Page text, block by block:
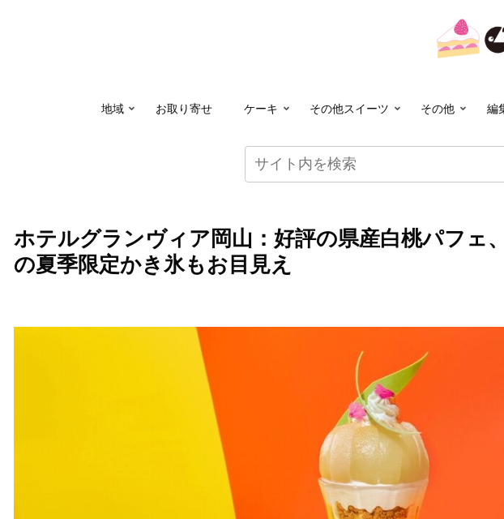
地域 お取り寄せ ケーキ その他スイーツ その他 編
ホテルグランヴィア岡山：好評の県産白桃パフ
の夏季限定かき氷もお目見え